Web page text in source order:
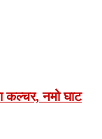
कल्चर, नमो घाट